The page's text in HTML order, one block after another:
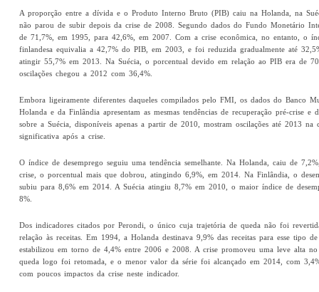
A proporção entre a dívida e o Produto Interno Bruto (PIB) caiu na Holanda, na
não parou de subir depois da crise de 2008. Segundo dados do Fundo Monetário
de 71,7%, em 1995, para 42,6%, em 2007. Com a crise econômica, no entanto, o
finlandesa equivalia a 42,7% do PIB, em 2003, e foi reduzida gradualmente até
atingir 55,7% em 2013. Na Suécia, o porcentual devido em relação ao PIB era de
oscilações chegou a 2012 com 36,4%.
Embora ligeiramente diferentes daqueles compilados pelo FMI, os dados do Banco
Holanda e da Finlândia apresentam as mesmas tendências de recuperação pré-crise
sobre a Suécia, disponíveis apenas a partir de 2010, mostram oscilações até 2013
significativa após a crise.
O índice de desemprego seguiu uma tendência semelhante. Na Holanda, caiu de
crise, o porcentual mais que dobrou, atingindo 6,9%, em 2014. Na Finlândia, o
subiu para 8,6% em 2014. A Suécia atingiu 8,7% em 2010, o maior índice de
8%.
Dos indicadores citados por Perondi, o único cuja trajetória de queda não foi
relação às receitas. Em 1994, a Holanda destinava 9,9% das receitas para esse tipo
estabilizou em torno de 4,4% entre 2006 e 2008. A crise promoveu uma leve alta
queda logo foi retomada, e o menor valor da série foi alcançado em 2014, com
com poucos impactos da crise neste indicador.